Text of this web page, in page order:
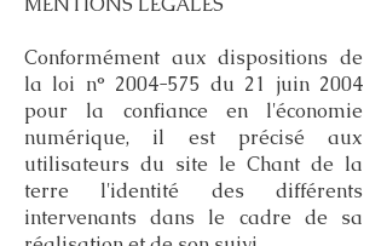
Conformément aux dispositions de
la loi n° 2004-575 du 21 juin 2004
pour la confiance en l'économie
numérique, il est précisé aux
utilisateurs du site le Chant de la
terre l'identité des différents
intervenants dans le cadre de sa